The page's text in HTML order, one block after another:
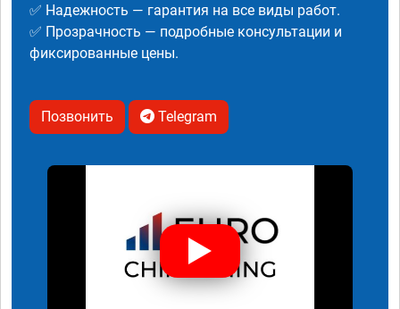
✅ Надежность — гарантия на все виды работ.
✅ Прозрачность — подробные консультации и
фиксированные цены.
Позвонить Telegram